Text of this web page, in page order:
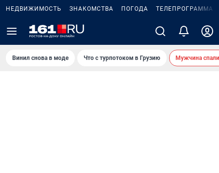
НЕДВИЖИМОСТЬ ЗНАКОМСТВА ПОГОДА ТЕЛЕПРОГРАММА
Винил снова в моде Что с турпотоком в Грузию Мужчина